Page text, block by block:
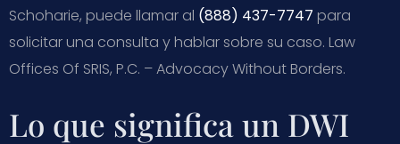
Schoharie, puede llamar al (888) 437-7747 para
solicitar una consulta y hablar sobre su caso. Law
Offices Of SRIS, P.C. – Advocacy Without Borders.
Lo que significa un DWI